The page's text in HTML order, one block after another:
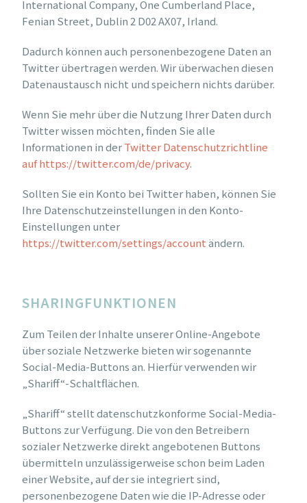
International Company, One Cumberland Place,
Fenian Street, Dublin 2 D02 AX07, Irland.
Dadurch können auch personenbezogene Daten an
Twitter übertragen werden. Wir überwachen diesen
Datenaustausch nicht und speichern nichts darüber.
Wenn Sie mehr über die Nutzung Ihrer Daten durch
Twitter wissen möchten, finden Sie alle
Informationen in derTwitter Datenschutzrichtline
auf https://twitter.com/de/privacy.
Sollten Sie ein Konto bei Twitter haben, können Sie
Ihre Datenschutzeinstellungen in den Konto-
Einstellungen unter
https://twitter.com/settings/accountändern.
SHARINGFUNKTIONEN
Zum Teilen der Inhalte unserer Online-Angebote
über soziale Netzwerke bieten wir sogenannte
Social-Media-Buttons an. Hierfür verwenden wir
„Shariff“-Schaltflächen.
„Shariff“ stellt datenschutzkonforme Social-Media-
Buttons zur Verfügung. Die von den Betreibern
sozialer Netzwerke direkt angebotenen Buttons
übermitteln unzulässigerweise schon beim Laden
einer Website, auf der sie integriert sind,
personenbezogene Daten wie die IP-Adresse oder